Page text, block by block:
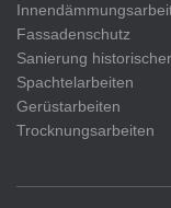
Fassadenschutz
Sanierung
Spachtelarbeiten
Gerüstarbeiten
Trocknungsarbeiten